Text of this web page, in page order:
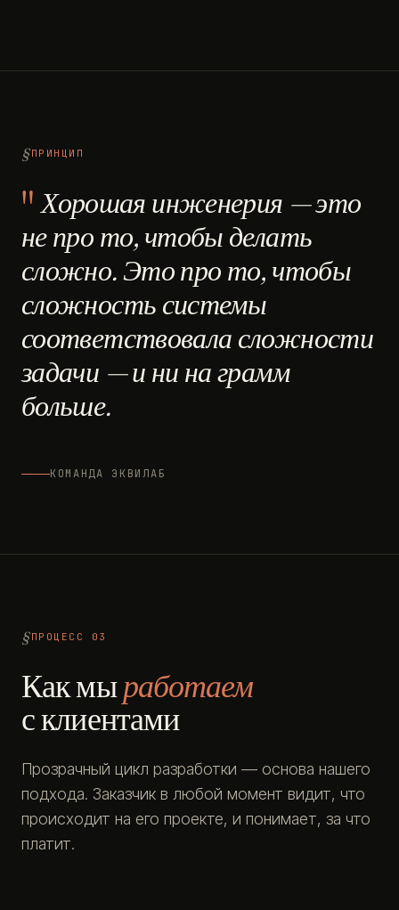
ПРИНЦИП
Хорошая инженерия — это
не про то, чтобы делать
сложно. Это про то, чтобы
сложность системы
соответствовала сложности
задачи — и ни на грамм
больше.
КОМАНДА ЭКВИЛАБ
ПРОЦЕСС 03
Как мыработаем
с клиентами
Прозрачный цикл разработки — основа нашего
подхода. Заказчик в любой момент видит, что
происходит на его проекте, и понимает, за что
платит.